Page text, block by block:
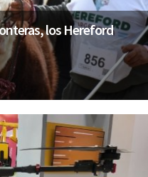
los Hereford